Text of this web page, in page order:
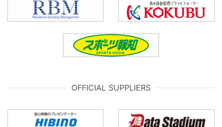
OFFICIAL SUPPLIERS